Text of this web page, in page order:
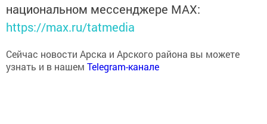
национальном мессенджере MАХ:
https://max.ru/tatmedia
Сейчас новости Арска и Арского района вы можете
узнать и в нашем Telegram-канале